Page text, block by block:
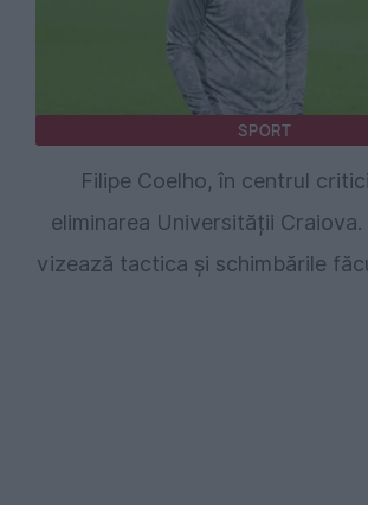
SPORT
Filipe Coelho, în centrul
eliminarea Universității Craiova.
vizează tactica și schimbările